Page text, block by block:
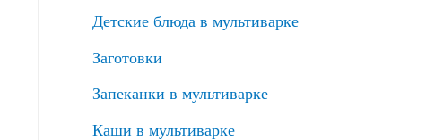
Детские блюда в мультиварке
Заготовки
Запеканки в мультиварке
Каши в мультиварке